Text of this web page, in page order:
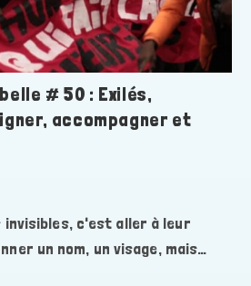
# 50 : Exilés,
accompagner et
invisibles, c'est aller à leur
un nom, un visage, mais…